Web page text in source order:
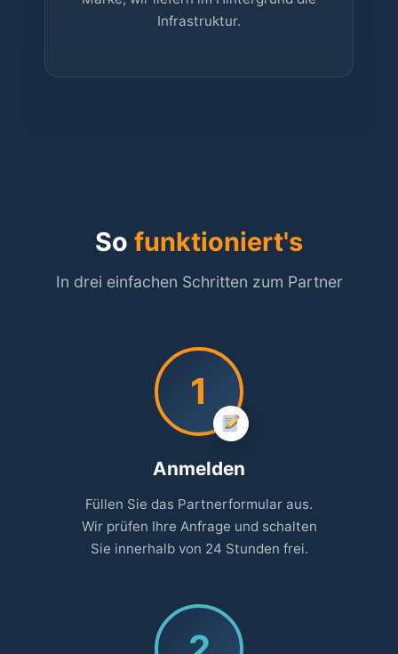
Infrastruktur.
So funktioniert's
In drei einfachen Schritten zum Partner
1
Anmelden
Füllen Sie das Partnerformular aus.
Wir prüfen Ihre Anfrage und schalten
Sie innerhalb von 24 Stunden frei.